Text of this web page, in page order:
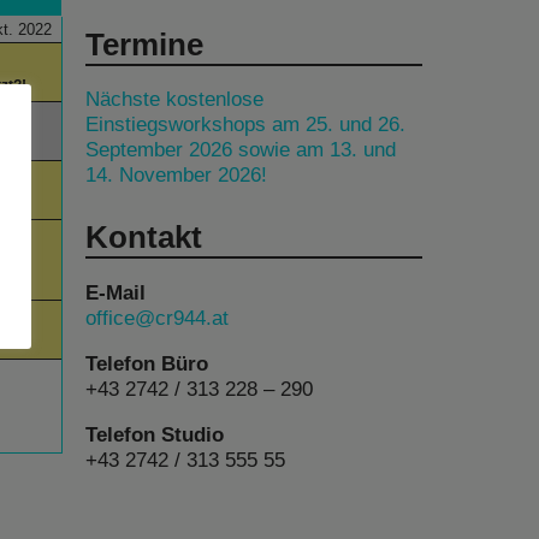
2022 Termine
Nächste kostenlose
Einstiegsworkshops am 25. und 26.
September 2026 sowie am 13. und
14. November 2026!
Kontakt
E-Mail
office@cr944.at
Telefon Büro
+43 2742 / 313 228 – 290
Telefon Studio
+43 2742 / 313 555 55